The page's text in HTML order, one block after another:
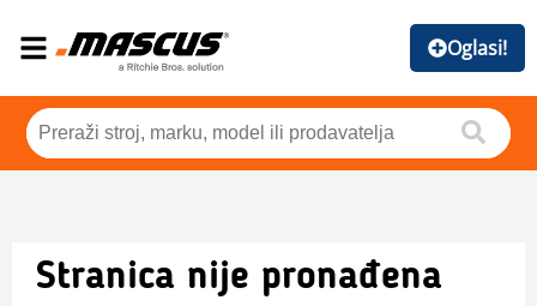
Oglasi!
Stranica nije pronađena